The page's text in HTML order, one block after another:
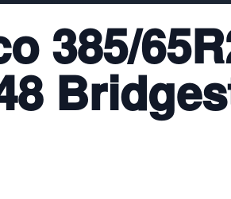
385/